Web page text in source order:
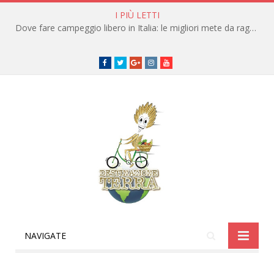
I PIÙ LETTI
Dove fare campeggio libero in Italia: le migliori mete da raggiungere in traghetto
Facebook
TwitterGoogle+instagramyoutube
NAVIGATE